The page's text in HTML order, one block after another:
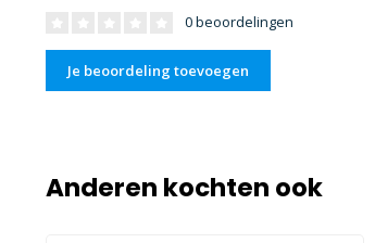
0 beoordelingen
Je beoordeling toevoegen
Anderen kochten ook